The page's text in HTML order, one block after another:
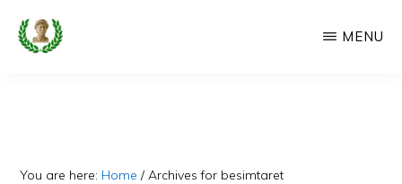
Skip
Faqe
MENU
You are here: Home / Archives for besimtaret